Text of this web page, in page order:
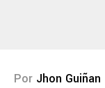
Por Jhon Guiñan